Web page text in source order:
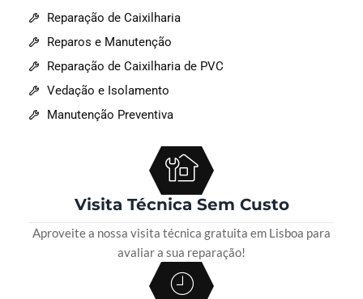
Reparação de Caixilharia
Reparos e Manutenção
Reparação de Caixilharia de PVC
Vedação e Isolamento
Manutenção Preventiva
Visita Técnica Sem Custo
Aproveite a nossa visita técnica gratuita em Lisboa para
avaliar a sua reparação!